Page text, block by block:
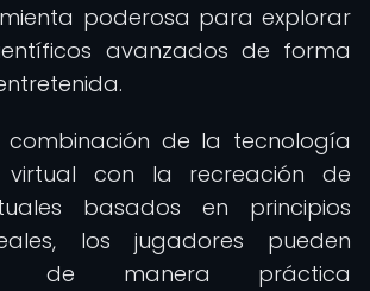
poderosa para explorar
avanzados de forma
de la tecnología
con la recreación de
basados en principios
los jugadores pueden
de manera práctica